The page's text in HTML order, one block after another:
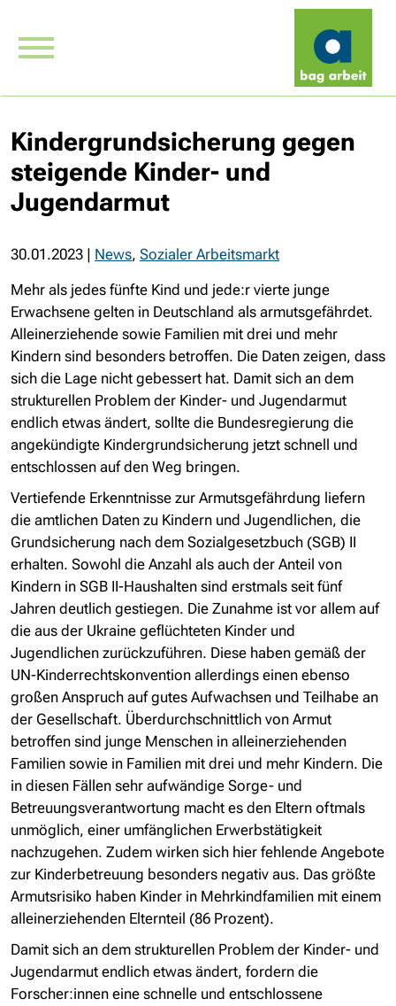
Kindergrundsicherung gegen
steigende Kinder- und
Jugendarmut
30.01.2023 | News, Sozialer Arbeitsmarkt
Mehr als jedes fünfte Kind und jede:r vierte junge
Erwachsene gelten in Deutschland als armutsgefährdet.
Alleinerziehende sowie Familien mit drei und mehr
Kindern sind besonders betroffen. Die Daten zeigen, dass
sich die Lage nicht gebessert hat. Damit sich an dem
strukturellen Problem der Kinder- und Jugendarmut
endlich etwas ändert, sollte die Bundesregierung die
angekündigte Kindergrundsicherung jetzt schnell und
entschlossen auf den Weg bringen.
Vertiefende Erkenntnisse zur Armutsgefährdung liefern
die amtlichen Daten zu Kindern und Jugendlichen, die
Grundsicherung nach dem Sozialgesetzbuch (SGB) II
erhalten. Sowohl die Anzahl als auch der Anteil von
Kindern in SGB II-Haushalten sind erstmals seit fünf
Jahren deutlich gestiegen. Die Zunahme ist vor allem auf
die aus der Ukraine geflüchteten Kinder und
Jugendlichen zurückzuführen. Diese haben gemäß der
UN-Kinderrechtskonvention allerdings einen ebenso
großen Anspruch auf gutes Aufwachsen und Teilhabe an
der Gesellschaft. Überdurchschnittlich von Armut
betroffen sind junge Menschen in alleinerziehenden
Familien sowie in Familien mit drei und mehr Kindern. Die
in diesen Fällen sehr aufwändige Sorge- und
Betreuungsverantwortung macht es den Eltern oftmals
unmöglich, einer umfänglichen Erwerbstätigkeit
nachzugehen. Zudem wirken sich hier fehlende Angebote
zur Kinderbetreuung besonders negativ aus. Das größte
Armutsrisiko haben Kinder in Mehrkindfamilien mit einem
alleinerziehenden Elternteil (86 Prozent).
Damit sich an dem strukturellen Problem der Kinder- und
Jugendarmut endlich etwas ändert, fordern die
Forscher:innen eine schnelle und entschlossene